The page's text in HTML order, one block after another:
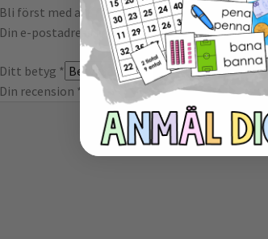
Bli först med att recensera ”Allt om mig”
Din e-postadress kommer inte publiceras.
Ditt betyg *
Din recension *